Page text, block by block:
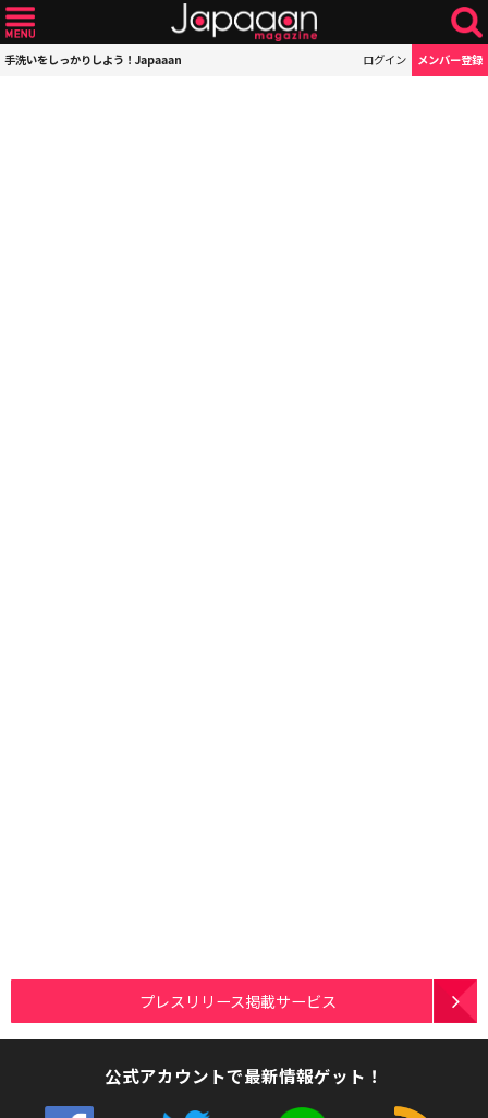
手洗いをしっかりしよう！Japaaan ログイン メンバー登録
プレスリリース掲載サービス
公式アカウントで最新情報ゲット！